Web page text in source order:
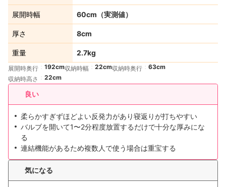
展開時幅 60cm（実測値）
厚さ 8cm
重量 2.7kg
展開時奥行 192cm収納時幅 22cm収納時奥行
63cm
収納時高さ
22cm
良い
柔らかすぎずほどよい反発力があり寝返りが打ちやすい
バルブを開いて1〜2分程度放置するだけで十分な厚みにな
る
連結機能があるため複数人で使う場合は重宝する
気になる